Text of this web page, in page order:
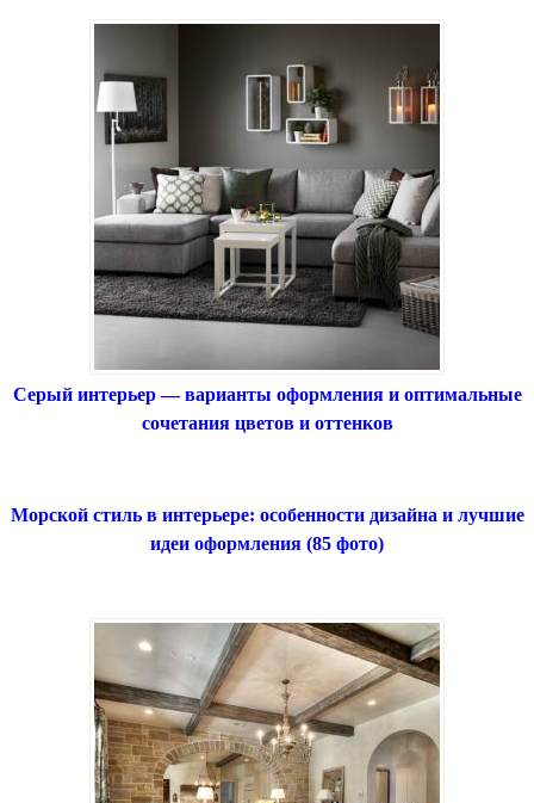
Серый интерьер — варианты оформления и оптимальные
сочетания цветов и оттенков
Морской стиль в интерьере: особенности дизайна и лучшие
идеи оформления (85 фото)